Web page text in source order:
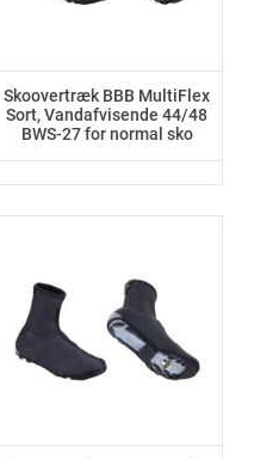
Skoovertræk BBB MultiFlex
Sort, Vandafvisende 44/48
BWS-27 for normal sko